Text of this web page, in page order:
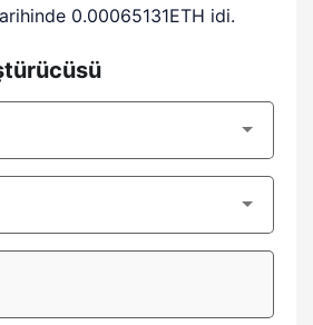
0.00065131ETH idi.